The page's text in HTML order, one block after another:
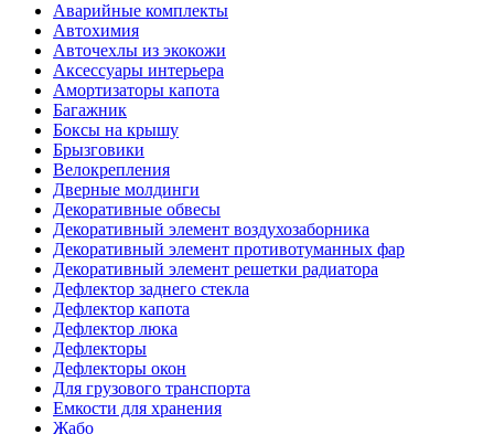
Аварийные комплекты
Автохимия
Авточехлы из экокожи
Аксессуары интерьера
Амортизаторы капота
Багажник
Боксы на крышу
Брызговики
Велокрепления
Дверные молдинги
Декоративные обвесы
Декоративный элемент воздухозаборника
Декоративный элемент противотуманных фар
Декоративный элемент решетки радиатора
Дефлектор заднего стекла
Дефлектор капота
Дефлектор люка
Дефлекторы
Дефлекторы окон
Для грузового транспорта
Емкости для хранения
Жабо